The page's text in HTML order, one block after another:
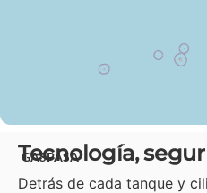
GASPASA
Tecnología,
Detrás de cada tanque y